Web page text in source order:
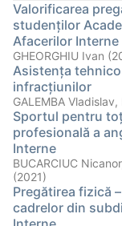
Valorificarea
studenților
Afacerilor Interne
GHEORGHIU Ivan
Asistenţa
infracţiunilor
GALEMBA
Sportul pentru
profesională a
Interne
BUCARCIUC
(2021)
Pregătirea fizică
cadrelor din